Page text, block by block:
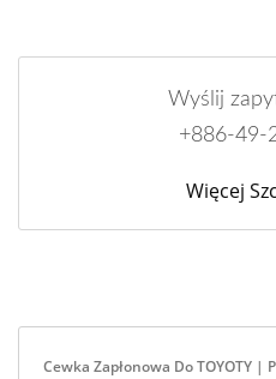
Wyślij
+886-49-
Więcej
Cewka Zapłonowa Do TOYOTY |